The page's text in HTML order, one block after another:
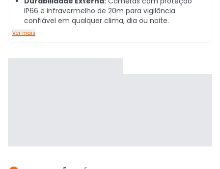
IP66 e infravermelho de 20m para vigilância
confiável em qualquer clima, dia ou noite.
Ver mais